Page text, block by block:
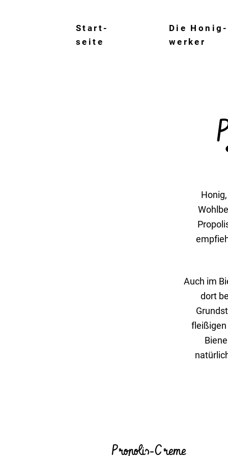
Start­
seite
Die Honig­
werker
Auch im
dort
flei­ßigen
Propolis-Creme